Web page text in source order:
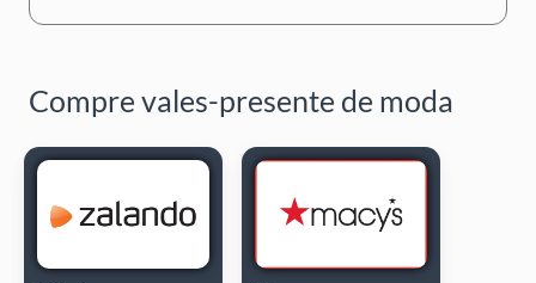
Compre vales-presente de moda